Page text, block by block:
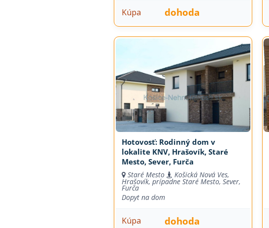
Kúpa dohoda
Hotovosť: Rodinný dom v
lokalite KNV, Hrašovík, Staré
Mesto, Sever, Furča
Staré Mesto Košická Nová Ves,
Hrašovík, prípadne Staré Mesto, Sever,
Furča
Dopyt na dom
Kúpa dohoda